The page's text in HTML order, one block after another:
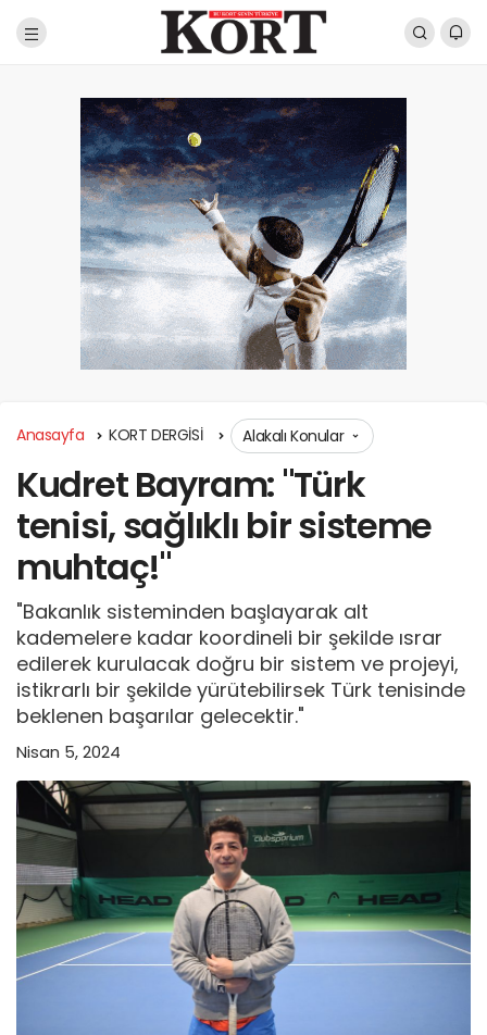
Anasayfa KORT DERGİSİ Alakalı Konular
Kudret Bayram: "Türk
tenisi, sağlıklı bir sisteme
muhtaç!"
"Bakanlık sisteminden başlayarak alt
kademelere kadar koordineli bir şekilde ısrar
edilerek kurulacak doğru bir sistem ve projeyi,
istikrarlı bir şekilde yürütebilirsek Türk tenisinde
beklenen başarılar gelecektir."
Nisan 5, 2024